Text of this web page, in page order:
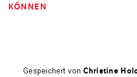
KÖNNEN
Gespeichert vonChristine